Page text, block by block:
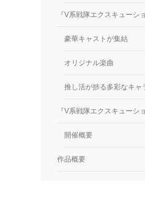
『V系戦隊エクスキューシ
豪華キャストが集結
オリジナル楽曲
推し活が捗る多彩なキャ
『V系戦隊エクスキューシ
開催概要
作品概要